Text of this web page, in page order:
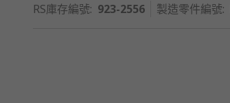
RS庫存編號: 923-2556 製造零件編號: